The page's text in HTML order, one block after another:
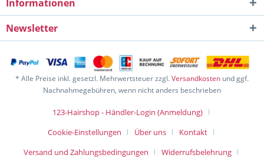
Informationen
Newsletter
* Alle Preise inkl. gesetzl. Mehrwertsteuer zzgl.Versandkosten und ggf.
Nachnahmegebühren, wenn nicht anders beschrieben
123-Hairshop - Händler-Login (Anmeldung)
Cookie-Einstellungen
Über uns
Kontakt
Versand und Zahlungsbedingungen
Widerrufsbelehrung